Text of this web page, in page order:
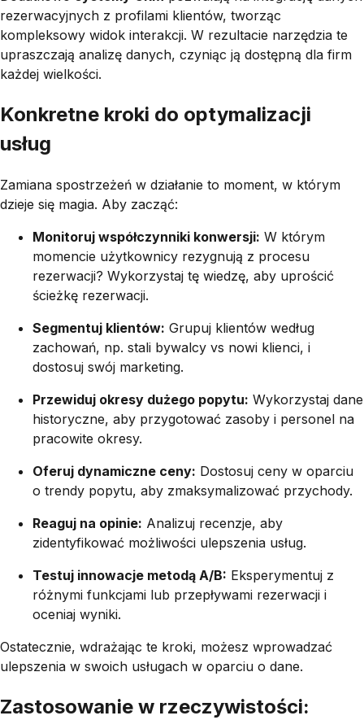
rezerwacyjnych z profilami klientów, tworząc
kompleksowy widok interakcji. W rezultacie narzędzia te
upraszczają analizę danych, czyniąc ją dostępną dla firm
każdej wielkości.
Konkretne kroki do optymalizacji
usług
Zamiana spostrzeżeń w działanie to moment, w którym
dzieje się magia. Aby zacząć:
Monitoruj współczynniki konwersji: W którym
momencie użytkownicy rezygnują z procesu
rezerwacji? Wykorzystaj tę wiedzę, aby uprościć
ścieżkę rezerwacji.
Segmentuj klientów: Grupuj klientów według
zachowań, np. stali bywalcy vs nowi klienci, i
dostosuj swój marketing.
Przewiduj okresy dużego popytu: Wykorzystaj dane
historyczne, aby przygotować zasoby i personel na
pracowite okresy.
Oferuj dynamiczne ceny: Dostosuj ceny w oparciu
o trendy popytu, aby zmaksymalizować przychody.
Reaguj na opinie: Analizuj recenzje, aby
zidentyfikować możliwości ulepszenia usług.
Testuj innowacje metodą A/B: Eksperymentuj z
różnymi funkcjami lub przepływami rezerwacji i
oceniaj wyniki.
Ostatecznie, wdrażając te kroki, możesz wprowadzać
ulepszenia w swoich usługach w oparciu o dane.
Zastosowanie w rzeczywistości: